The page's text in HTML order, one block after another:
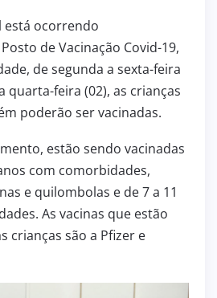
está ocorrendo
de Vacinação Covid-19,
de segunda a sexta-feira
quarta-feira (02), as crianças
poderão ser vacinadas.
estão sendo vacinadas
com comorbidades,
e quilombolas e de 7 a 11
As vacinas que estão
crianças são a Pfizer e